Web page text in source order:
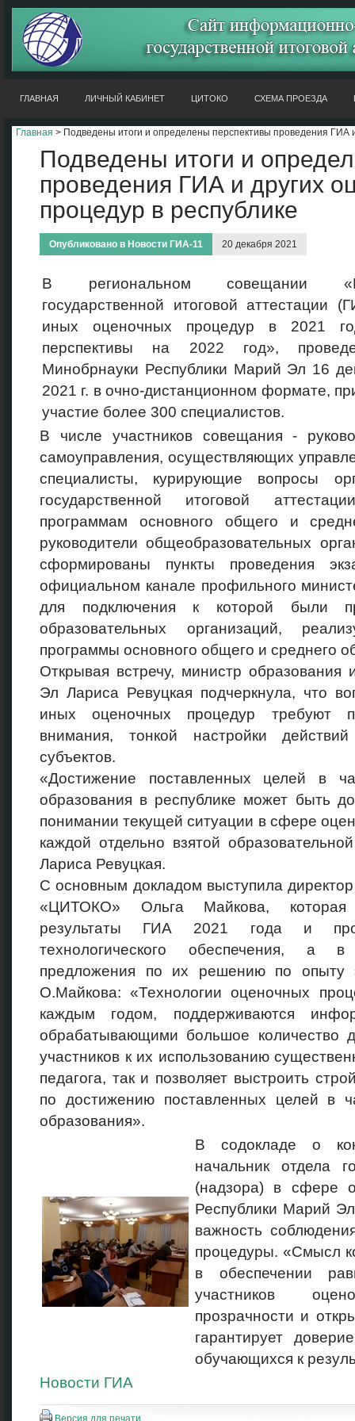
ГЛАВНАЯ ЛИЧНЫЙ КАБИНЕТ ЦИТОКО СХЕМА ПРОЕЗДА
Главная > Подведены итоги и определены перспективы проведения ГИА
Подведены итоги и
проведения ГИА и других
процедур в республике
Опубликовано в Новости ГИА-11 20 декабря 2021
В региональном совещании
государственной итоговой аттестации
иных оценочных процедур в 2021
перспективы на 2022 год»,
Минобрнауки Республики Марий Эл 16
2021 г. в очно-дистанционном формате,
участие более 300 специалистов.
В числе участников совещания -
самоуправления, осуществляющих
специалисты, курирующие вопросы
государственной итоговой
программам основного общего и
руководители общеобразовательных
сформированы пункты проведения
официальном канале профильного
для подключения к которой были
образовательных организаций,
программы основного общего и среднего
Открывая встречу, министр образования
Эл Лариса Ревуцкая подчеркнула, что
иных оценочных процедур требуют
внимания, тонкой настройки
субъектов.
«Достижение поставленных целей в
образования в республике может быть
понимании текущей ситуации в сфере
каждой отдельно взятой
Лариса Ревуцкая.
С основным докладом выступила
«ЦИТОКО» Ольга Майкова, которая
результаты ГИА 2021 года и
технологического обеспечения, а
предложения по их решению по опыту
О.Майкова: «Технологии оценочных
каждым годом, поддерживаются
обрабатывающими большое количество
участников к их использованию
педагога, так и позволяет выстроить
по достижению поставленных целей в
образования».
В содокладе о
начальник отдела
(надзора) в сфере
Республики Марий
важность
процедуры. «Смысл
в обеспечении
участников
прозрачности и
гарантирует
обучающихся к
Новости ГИА
Версия для печати